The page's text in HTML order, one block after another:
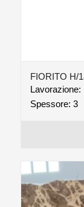
FIORITO H/
Lavorazione:
Spessore: 3